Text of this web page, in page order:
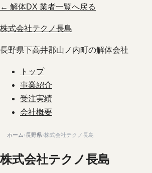
← 解体DX 業者一覧へ戻る
株式会社テクノ長島
長野県下高井郡山ノ内町の解体会社
トップ
事業紹介
受注実績
会社概要
ホーム›長野県›株式会社テクノ長島
株式会社テクノ長島